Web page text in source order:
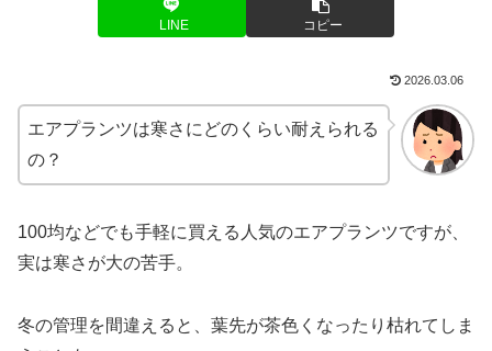
LINE コピー
2026.03.06
エアプランツは寒さにどのくらい耐えられる
の？
100均などでも手軽に買える人気のエアプランツですが、
実は寒さが大の苦手。
冬の管理を間違えると、葉先が茶色くなったり枯れてしま